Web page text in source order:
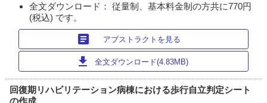
全文ダウンロード： 従量制、基本料金制の方共に770円
(税込) です。
article アブストラクトを見る
download 全文ダウンロード(4.83MB)
回復期リハビリテーション病棟における歩行自立判定シート
の作成